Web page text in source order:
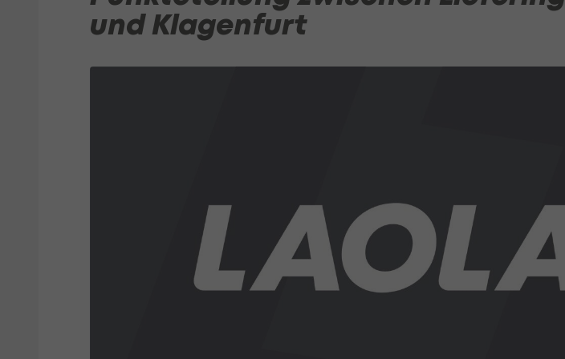
und Klagenfurt